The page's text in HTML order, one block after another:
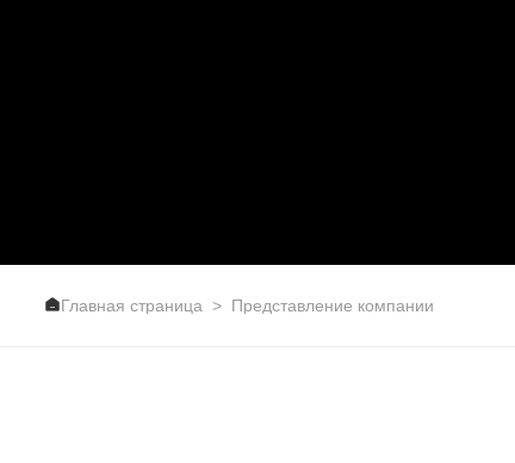
Главная страница Представление компании